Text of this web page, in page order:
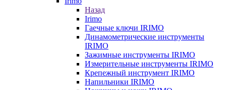
Назад
Irimo
Гаечные ключи IRIMO
Динамометрические инструменты
IRIMO
Зажимные инструменты IRIMO
Измерительные инструменты IRIMO
Крепежный инструмент IRIMO
Напильники IRIMO